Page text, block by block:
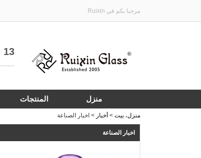
مرحبا بكم في Ruixin
13 عاما من الخبرة في تخصيص هدية الأواني الزجاجية
منزل المنتجات
منزل، بيت > أخبار > اخبار الصناعة
اخبار الصناعة